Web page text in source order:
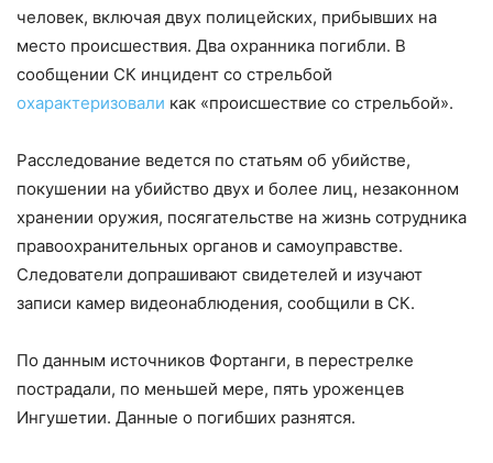
человек, включая двух полицейских, прибывших на
место происшествия. Два охранника погибли. В
сообщении СК инцидент со стрельбой
охарактеризовали как «происшествие со стрельбой».
Расследование ведется по статьям об убийстве,
покушении на убийство двух и более лиц, незаконном
хранении оружия, посягательстве на жизнь сотрудника
правоохранительных органов и самоуправстве.
Следователи допрашивают свидетелей и изучают
записи камер видеонаблюдения, сообщили в СК.
По данным источников Фортанги, в перестрелке
пострадали, по меньшей мере, пять уроженцев
Ингушетии. Данные о погибших разнятся.